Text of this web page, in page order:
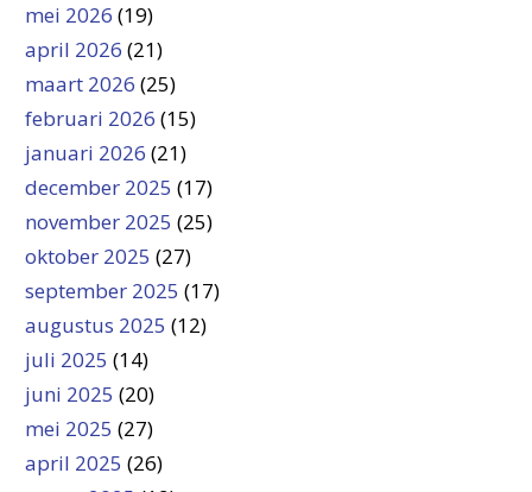
mei 2026 (19)
april 2026 (21)
maart 2026 (25)
februari 2026 (15)
januari 2026 (21)
december 2025 (17)
november 2025 (25)
oktober 2025 (27)
september 2025 (17)
augustus 2025 (12)
juli 2025 (14)
juni 2025 (20)
mei 2025 (27)
april 2025 (26)